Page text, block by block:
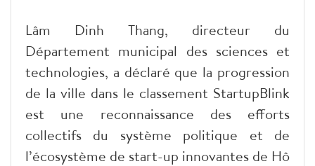
Lâm Dinh Thang, directeur du
Département municipal des sciences et
technologies, a déclaré que la progression
de la ville dans le classement StartupBlink
est une reconnaissance des efforts
collectifs du système politique et de
l’écosystème de start-up innovantes de Hô